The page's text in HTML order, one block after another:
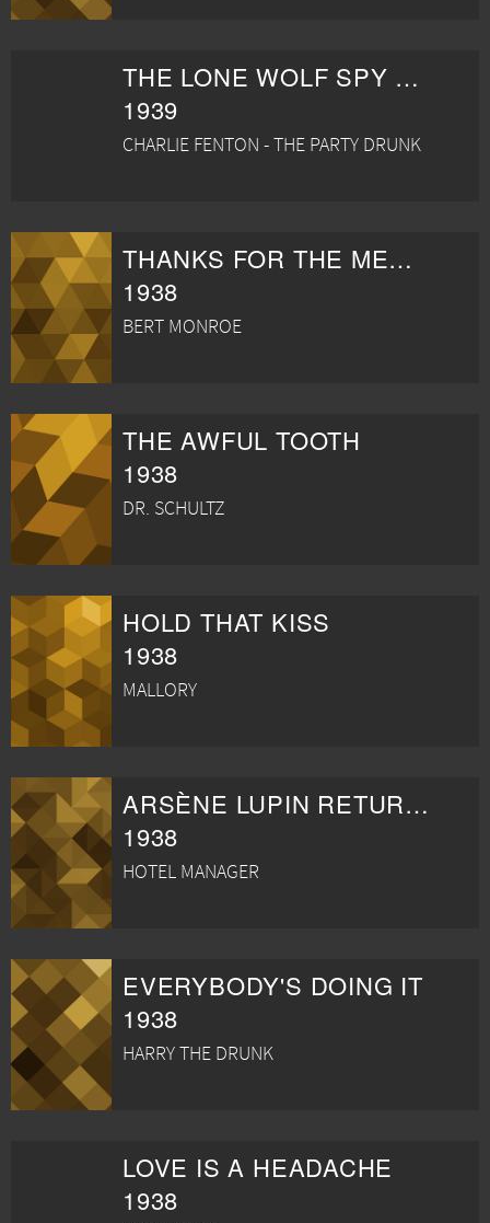
THE LONE WOLF SPY HUNT
1939
CHARLIE FENTON - THE PARTY DRUNK
THANKS FOR THE MEMORY
1938
BERT MONROE
THE AWFUL TOOTH
1938
DR. SCHULTZ
HOLD THAT KISS
1938
MALLORY
ARSÈNE LUPIN RETURNS
1938
HOTEL MANAGER
EVERYBODY'S DOING IT
1938
HARRY THE DRUNK
LOVE IS A HEADACHE
1938